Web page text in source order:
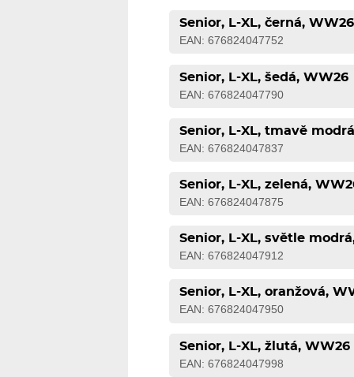
Senior, L-XL, černá, WW26
EAN: 676824047752
Senior, L-XL, šedá, WW26
EAN: 676824047790
Senior, L-XL, tmavě
EAN: 676824047837
Senior, L-XL, zelená,
EAN: 676824047875
Senior, L-XL, světle
EAN: 676824047912
Senior, L-XL, oranžová,
EAN: 676824047950
Senior, L-XL, žlutá, WW26
EAN: 676824047998